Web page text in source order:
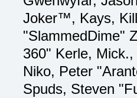
Joker™, Kays,
"SlammedDime"
360" Kerle,
Niko, Peter
Spuds, Steven